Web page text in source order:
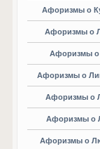
Афоризмы о
Афоризмы о
Афоризмы о
Афоризмы о
Афоризмы о
Афоризмы о
Афоризмы о